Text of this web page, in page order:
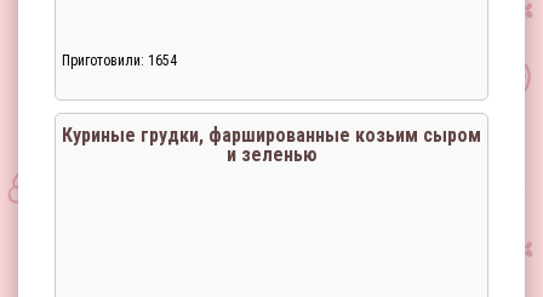
Приготовили: 1654
Куриные грудки, фаршированные козьим сыром
и зеленью